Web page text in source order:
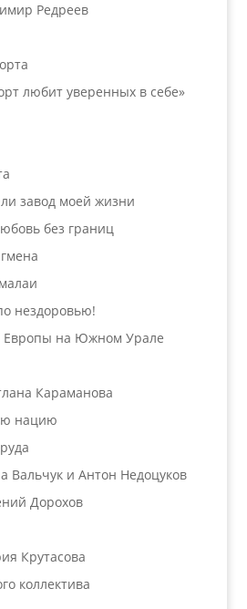
Редреев
любит уверенных в себе»
завод моей жизни
без границ
нездоровью!
Европы на Южном Урале
Караманова
нацию
Вальчук и Антон Недоцуков
Дорохов
Крутасова
коллектива